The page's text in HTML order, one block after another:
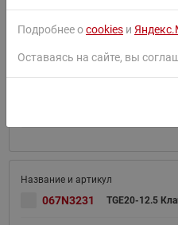
067N3160
R410A
067N3231 TGE20-12.5
Подробнее оcookies и
Оставаясь на сайте, вы